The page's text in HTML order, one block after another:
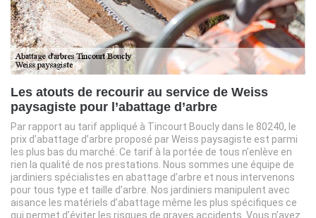
Les atouts de recourir au service de Weiss
paysagiste pour l’abattage d’arbre
Par rapport au tarif appliqué à Tincourt Boucly dans le 80240, le
prix d’abattage d’arbre proposé par Weiss paysagiste est parmi
les plus bas du marché. Ce tarif à la portée de tous n’enlève en
rien la qualité de nos prestations. Nous sommes une équipe de
jardiniers spécialistes en abattage d’arbre et nous intervenons
pour tous type et taille d’arbre. Nos jardiniers manipulent avec
aisance les matériels d’abattage même les plus spécifiques ce
qui permet d’éviter les risques de graves accidents. Vous n’avez